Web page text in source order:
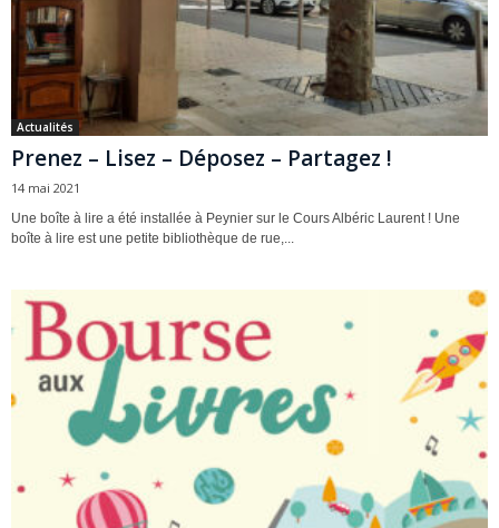
Actualités
Prenez – Lisez – Déposez – Partagez !
14 mai 2021
Une boîte à lire a été installée à Peynier sur le Cours Albéric Laurent ! Une
boîte à lire est une petite bibliothèque de rue,...